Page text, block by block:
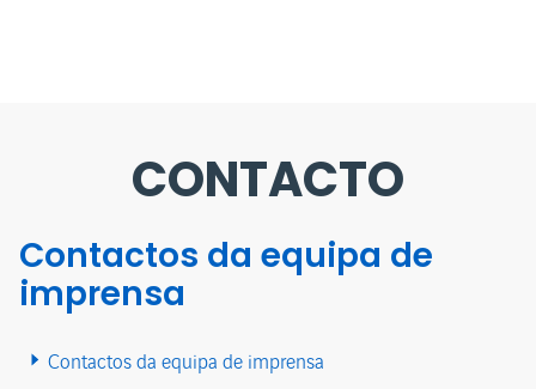
CONTACTO
Contactos da equipa de
imprensa
Contactos da equipa de imprensa